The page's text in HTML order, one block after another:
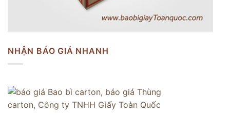
NHẬN BÁO GIÁ NHANH